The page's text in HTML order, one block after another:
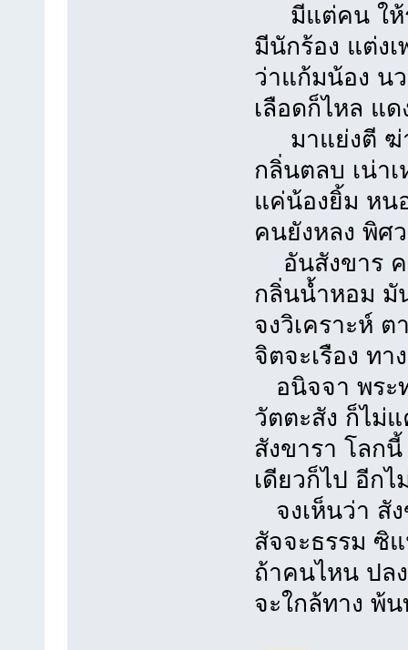
มีแต่คน ให้
มีนักร้อง แต่ง
ว่าแก้มน้อง น
เลือดก็ไหล แ
มาแย่งตี ฆ่
กลิ่นตลบ เน่า
แค่น้องยิ้ม หน
คนยังหลง พิศ
อันสังขาร ค
กลิ่นน้ำหอม มั
จงวิเคราะห์
จิตจะเรือง ทา
อนิจจา พระ
วัตตะสัง ก็ไม่
สังขารา โลก
เดียวก็ไป อีก
จงเห็นว่า สั
สัจจะธรรม ซิ
ถ้าคนไหน ปล
จะใกล้ทาง พ้